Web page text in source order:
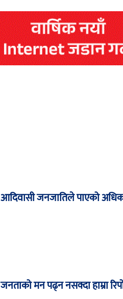
आदिवासी जनजातिले पाएको
जनताको मन पढ्न नसक्दा हाम्रा